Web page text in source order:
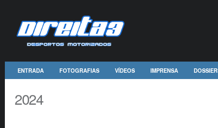
ENTRADA FOTOGRAFIAS VÍDEOS IMPRENSA
2024